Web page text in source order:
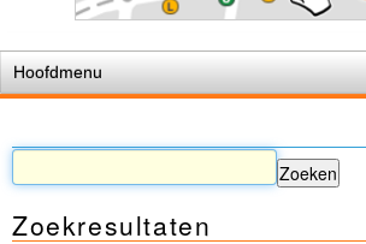
Hoofdmenu
De spelregels
Stedenbouwkundige vergunning
Cartografie
Zoekresultaten